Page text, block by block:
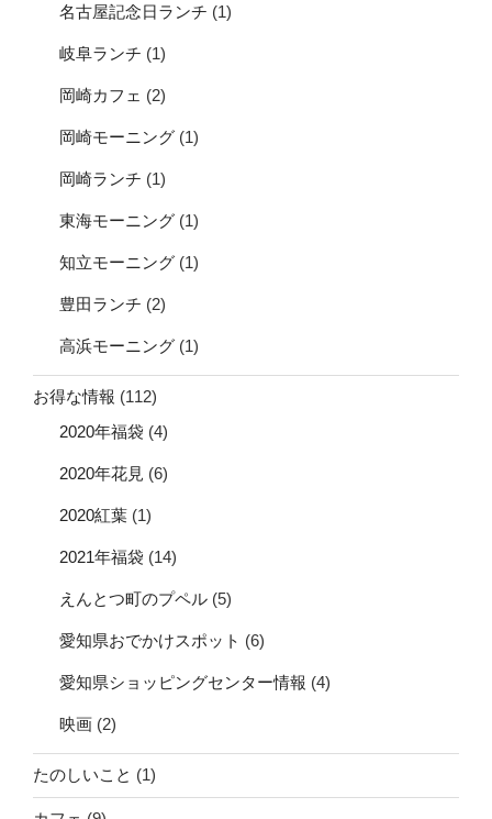
名古屋記念日ランチ (1)
岐阜ランチ (1)
岡崎カフェ (2)
岡崎モーニング (1)
岡崎ランチ (1)
東海モーニング (1)
知立モーニング (1)
豊田ランチ (2)
高浜モーニング (1)
お得な情報 (112)
2020年福袋 (4)
2020年花見 (6)
2020紅葉 (1)
2021年福袋 (14)
えんとつ町のプペル (5)
愛知県おでかけスポット (6)
愛知県ショッピングセンター情報 (4)
映画 (2)
たのしいこと (1)